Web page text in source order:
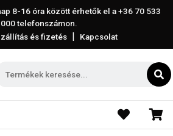
8-16 óra között érhetők el a+36 70 533
telefonszámon.
és fizetés | Kapcsolat